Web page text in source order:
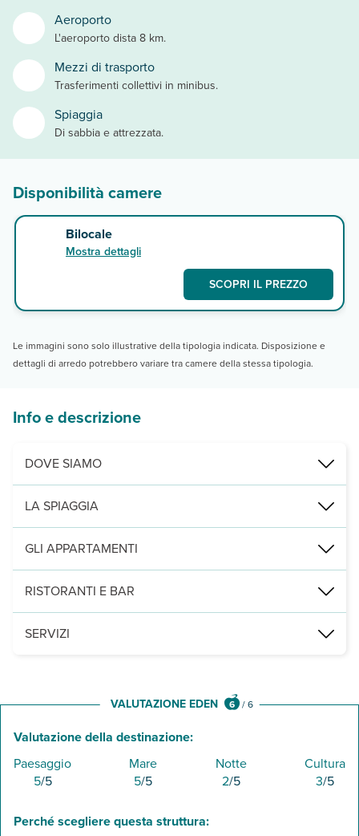
Aeroporto
L'aeroporto dista 8 km.
Mezzi di trasporto
Trasferimenti collettivi in minibus.
Spiaggia
Di sabbia e attrezzata.
Disponibilità camere
Bilocale
Mostra dettagli
SCOPRI IL PREZZO
Le immagini sono solo illustrative della tipologia indicata. Disposizione e
dettagli di arredo potrebbero variare tra camere della stessa tipologia.
Info e descrizione
DOVE SIAMO
Amoopi, a 200 m dalla spiaggia più vicina e a 700 da Big
LA SPIAGGIA
a 200 m, sabbiosa e attrezzata con lettini e ombrelloni a
GLI APPARTAMENTI
6 appartamenti bilocali con servizi privati, asciugacapelli, aria
RISTORANTI E BAR
un bar presso la piscina.
SERVIZI
VALUTAZIONE EDEN 6 /6
Valutazione della destinazione:
Paesaggio
5/5
Mare
5/5
Notte
2/5
Cultura
3/5
Perché scegliere questa struttura: